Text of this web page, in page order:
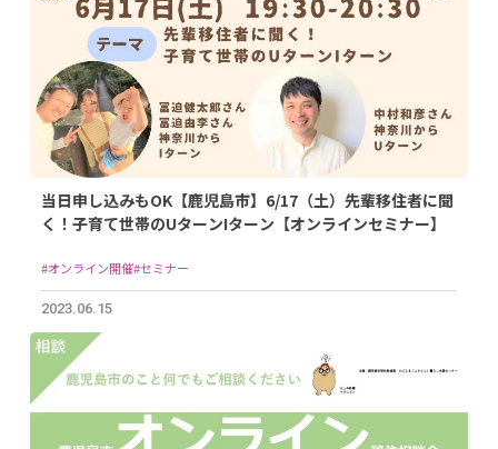
当日申し込みもOK【鹿児島市】6/17（土）先輩移住者に聞
く！子育て世帯のUターンIターン【オンラインセミナー】
#オンライン開催#セミナー
2023.06.15